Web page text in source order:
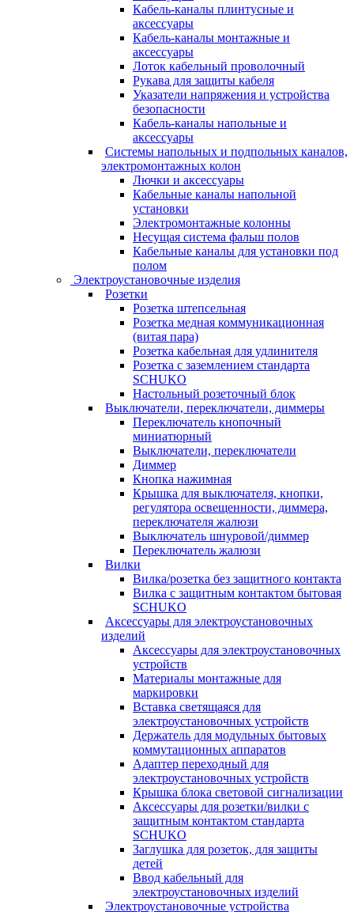
Кабель-каналы плинтусные и
аксессуары
Кабель-каналы монтажные и
аксессуары
Лоток кабельный проволочный
Рукава для защиты кабеля
Указатели напряжения и устройства
безопасности
Кабель-каналы напольные и
аксессуары
Системы напольных и подпольных каналов,
электромонтажных колон
Лючки и аксессуары
Кабельные каналы напольной
установки
Электромонтажные колонны
Несущая система фальш полов
Кабельные каналы для установки под
полом
Электроустановочные изделия
Розетки
Розетка штепсельная
Розетка медная коммуникационная
(витая пара)
Розетка кабельная для удлинителя
Розетка с заземлением стандарта
SCHUKO
Настольный розеточный блок
Выключатели, переключатели, диммеры
Переключатель кнопочный
миниатюрный
Выключатели, переключатели
Диммер
Кнопка нажимная
Крышка для выключателя, кнопки,
регулятора освещенности, диммера,
переключателя жалюзи
Выключатель шнуровой/диммер
Переключатель жалюзи
Вилки
Вилка/розетка без защитного контакта
Вилка с защитным контактом бытовая
SCHUKO
Аксессуары для электроустановочных
изделий
Аксессуары для электроустановочных
устройств
Материалы монтажные для
маркировки
Вставка светящаяся для
электроустановочных устройств
Держатель для модульных бытовых
коммутационных аппаратов
Адаптер переходный для
электроустановочных устройств
Крышка блока световой сигнализации
Аксессуары для розетки/вилки с
защитным контактом стандарта
SCHUKO
Заглушка для розеток, для защиты
детей
Ввод кабельный для
электроустановочных изделий
Электроустановочные устройства